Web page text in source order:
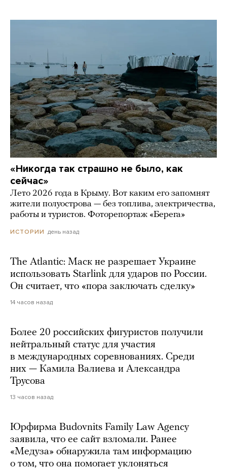
«Никогда так страшно не было, как
сейчас»
Лето 2026 года в Крыму. Вот каким его запомнят
жители полуострова — без топлива, электричества,
работы и туристов. Фоторепортаж «Берега»
ИСТОРИИ день назад
The Atlantic: Маск не разрешает Украине
использовать Starlink для ударов по России.
Он считает, что «пора заключать сделку»
14 часов назад
Более 20 российских фигуристов получили
нейтральный статус для участия
в международных соревнованиях. Среди
них — Камила Валиева и Александра
Трусова
13 часов назад
Юрфирма Budovnits Family Law Agency
заявила, что ее сайт взломали. Ранее
«Медуза» обнаружила там информацию
о том, что она помогает уклоняться